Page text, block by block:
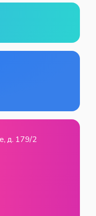
д. 179/2